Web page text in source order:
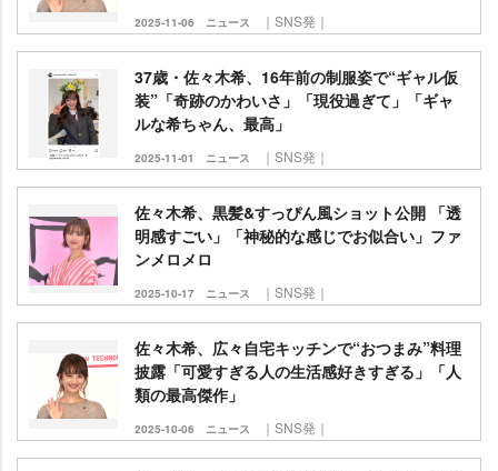
2025-11-06 ニュース ｜SNS発｜
37歳・佐々木希、16年前の制服姿で“ギャル仮
装”「奇跡のかわいさ」「現役過ぎて」「ギャ
ルな希ちゃん、最高」
2025-11-01 ニュース ｜SNS発｜
佐々木希、黒髪&すっぴん風ショット公開 「透
明感すごい」「神秘的な感じでお似合い」ファ
ンメロメロ
2025-10-17 ニュース ｜SNS発｜
佐々木希、広々自宅キッチンで“おつまみ”料理
披露「可愛すぎる人の生活感好きすぎる」「人
類の最高傑作」
2025-10-06 ニュース ｜SNS発｜